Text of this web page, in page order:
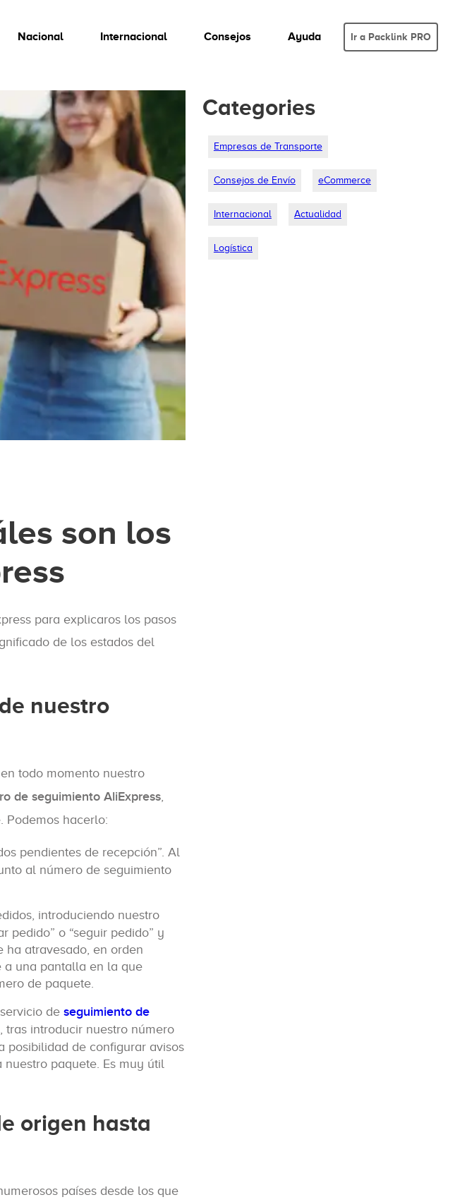
Nacional Internacional Consejos Ayuda Ir a Packlink PRO
son los
para explicaros los pasos
de los estados del
nuestro
en todo momento nuestro
de seguimiento AliExpress,
Podemos hacerlo:
pendientes de recepción”. Al
al número de seguimiento
introduciendo nuestro
pedido” o “seguir pedido” y
ha atravesado, en orden
a una pantalla en la que
de paquete.
de seguimiento de
tras introducir nuestro número
posibilidad de configurar avisos
paquete. Es muy útil
origen hasta
países desde los que
Categories
Empresas de Transporte
Consejos de Envío eCommerce
Internacional Actualidad
Logística